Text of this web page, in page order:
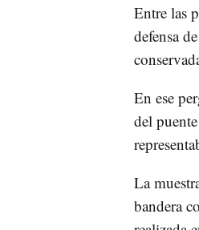
Entre las
defensa
En ese
del
La
bandera